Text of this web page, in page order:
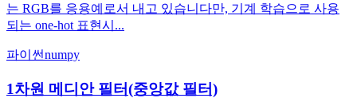
는 RGB를 응용예로서 내고 있습니다만, 기계 학습으로 사용
되는 one-hot 표현시...
파이썬numpy
1차원 메디안 필터(중앙값 필터)